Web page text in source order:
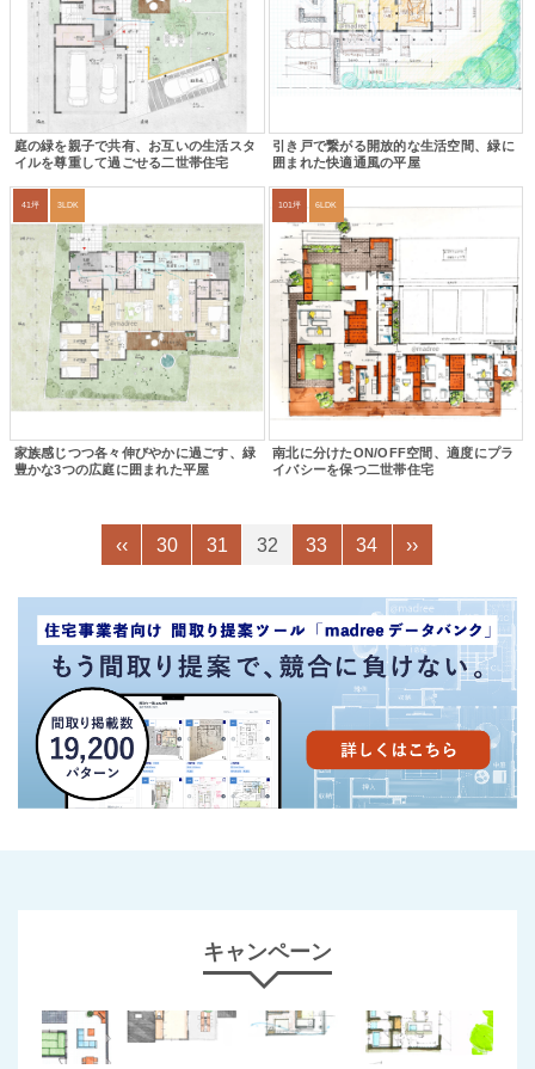
庭の緑を親子で共有、お互いの生活スタ
イルを尊重して過ごせる二世帯住宅
引き戸で繋がる開放的な生活空間、緑に
囲まれた快適通風の平屋
41坪 3LDK
家族感じつつ各々伸びやかに過ごす、緑
豊かな3つの広庭に囲まれた平屋
101坪 6LDK
南北に分けたON/OFF空間、適度にプラ
イバシーを保つ二世帯住宅
‹‹ 30 31 32 33 34 ››
キャンペーン